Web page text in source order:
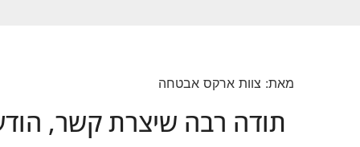
מאת: צוות ארקס אבטחה
תודה רבה שיצרת קשר,